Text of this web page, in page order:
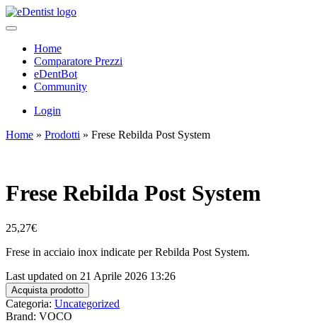
Home
Comparatore Prezzi
eDentBot
Community
Login
Home » Prodotti » Frese Rebilda Post System
Frese Rebilda Post System
25,27€
Frese in acciaio inox indicate per Rebilda Post System.
Last updated on 21 Aprile 2026 13:26
Acquista prodotto
Categoria: Uncategorized
Brand: VOCO